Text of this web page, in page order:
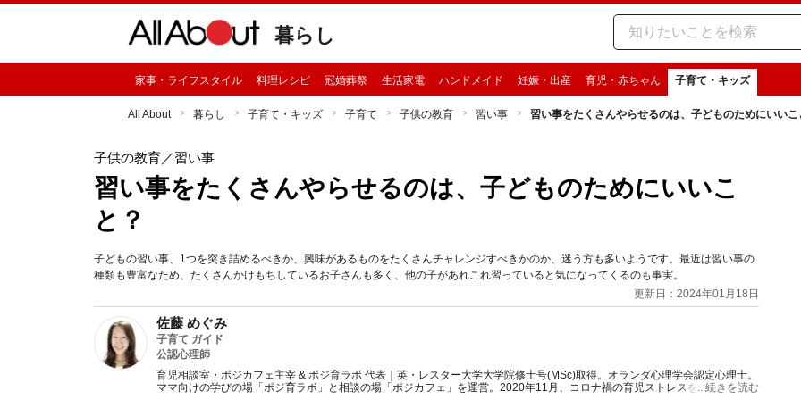
暮らし
家事・ライフスタイル 料理レシピ 冠婚葬祭 生活家電 ハンドメイド 妊娠・出産 育児・赤ちゃん 子育て・キッズ
All About 暮らし 子育て・キッズ 子育て 子供の教育 習い事 習い事をたくさんやらせるのは、子どものためにいいこ
子供の教育／習い事
習い事をたくさんやらせるのは、子どものためにいいこ
と？
子どもの習い事、1つを突き詰めるべきか、興味があるものをたくさんチャレンジすべきかのか、迷う方も多いようです。最近は習い事の
種類も豊富なため、たくさんかけもちしているお子さんも多く、他の子があれこれ習っていると気になってくるのも事実。
更新日：2024年01月18日
佐藤 めぐみ
子育て ガイド
公認心理師
育児相談室・ポジカフェ主宰 & ポジ育ラボ 代表｜英・レスター大学大学院修士号(MSc)取得。オランダ心理学会認定心理士。
ママ向けの学びの場「ポジ育ラボ」と相談の場「ポジカフェ」を運営。2020年11月、コロナ禍の育児ストレスを懸念し、マ
...続きを読む